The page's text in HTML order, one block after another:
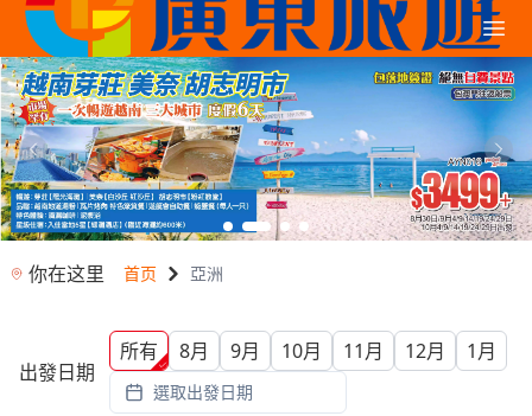
你在这里 首页 亞洲
出發日期
所有 8月 9月 10月 11月 12月 1月
選取出發日期